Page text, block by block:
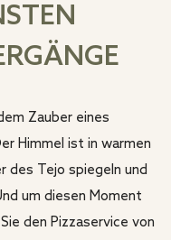
Zauber eines
Himmel ist in warmen
des Tejo spiegeln und
um diesen Moment
den Pizzaservice von